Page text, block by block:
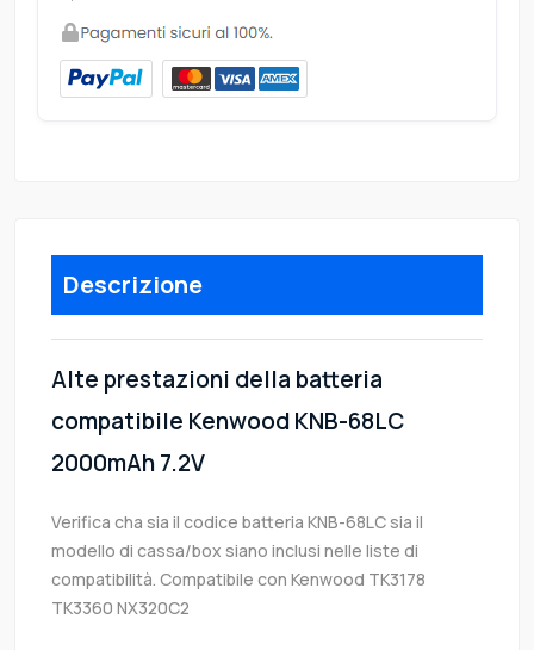
Descrizione
Alte prestazioni della batteria
compatibile Kenwood KNB-68LC
2000mAh 7.2V
Verifica cha sia il codice batteria KNB-68LC sia il
modello di cassa/box siano inclusi nelle liste di
compatibilità. Compatibile con Kenwood TK3178
TK3360 NX320C2